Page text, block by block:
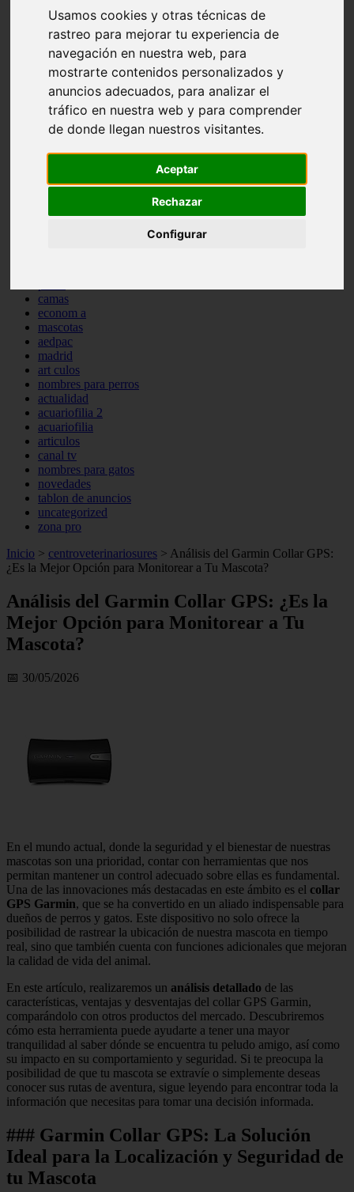
Usamos cookies y otras técnicas de
rastreo para mejorar tu experiencia de
navegación en nuestra web, para
mostrarte contenidos personalizados y
anuncios adecuados, para analizar el
tráfico en nuestra web y para comprender
de donde llegan nuestros visitantes.
Aceptar
Rechazar
Configurar
comportamiento
protagonistas
reptiles
abandono
adopci n
higiene
snacks
acuario
comercios
viajar
cr a
camas
econom a
mascotas
aedpac
madrid
art culos
nombres para perros
actualidad
acuariofilia 2
acuariofilia
articulos
canal tv
nombres para gatos
novedades
tablon de anuncios
uncategorized
zona pro
Inicio > centroveterinariosures > Análisis del Garmin Collar GPS:
¿Es la Mejor Opción para Monitorear a Tu Mascota?
Análisis del Garmin Collar GPS: ¿Es la
Mejor Opción para Monitorear a Tu
Mascota?
📅 30/05/2026
En el mundo actual, donde la seguridad y el bienestar de nuestras
mascotas son una prioridad, contar con herramientas que nos
permitan mantener un control adecuado sobre ellas es fundamental.
Una de las innovaciones más destacadas en este ámbito es el collar
GPS Garmin, que se ha convertido en un aliado indispensable para
dueños de perros y gatos. Este dispositivo no solo ofrece la
posibilidad de rastrear la ubicación de nuestra mascota en tiempo
real, sino que también cuenta con funciones adicionales que mejoran
la calidad de vida del animal.
En este artículo, realizaremos un análisis detallado de las
características, ventajas y desventajas del collar GPS Garmin,
comparándolo con otros productos del mercado. Descubriremos
cómo esta herramienta puede ayudarte a tener una mayor
tranquilidad al saber dónde se encuentra tu peludo amigo, así como
su impacto en su comportamiento y seguridad. Si te preocupa la
posibilidad de que tu mascota se extravíe o simplemente deseas
conocer sus rutas de aventura, sigue leyendo para encontrar toda la
información que necesitas para tomar una decisión informada.
### Garmin Collar GPS: La Solución
Ideal para la Localización y Seguridad de
tu Mascota